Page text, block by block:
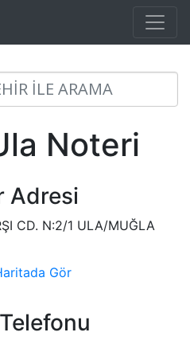
Noteri
Adresi
CD. N:2/1 ULA/MUĞLA
Gör